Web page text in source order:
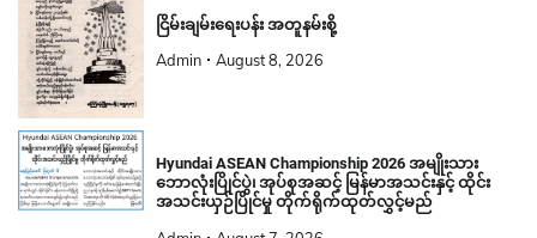
ငြိမ်းချမ်းရေးပန်း အတူနမ်းစို့
Admin August 8, 2026
Hyundai ASEAN Championship 2026 အမျိုးသား
ဘောလုံးပြိုင်ပွဲ၊ အုပ်စုအဆင့် မြန်မာအသင်းနှင့် ထိုင်း
အသင်းယှဉ်ပြိုင်မှု တိုက်ရိုက်ထုတ်လွှင့်မည်